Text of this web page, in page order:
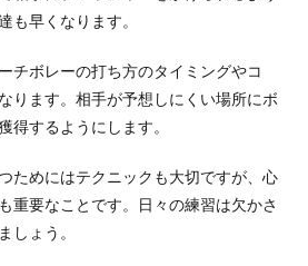
も早くなります。
チボレーの打ち方のタイミングやコ
ります。相手が予想しにくい場所にボ
得するようにします。
ためにはテクニックも大切ですが、心
重要なことです。日々の練習は欠かさ
しょう。